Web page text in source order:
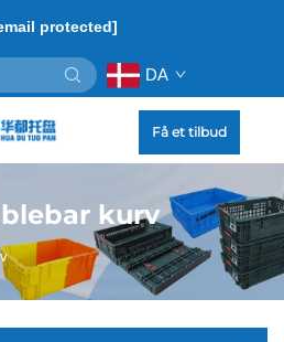
protected]
DA
Få et tilbud
kurv